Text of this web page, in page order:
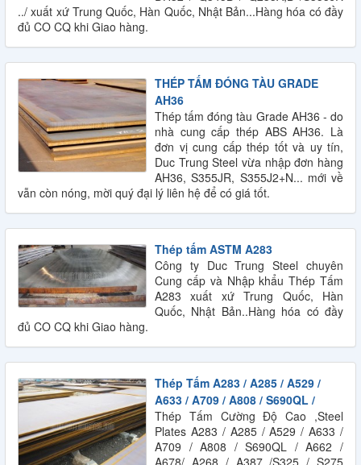
../ xuất xứ Trung Quốc, Hàn Quốc, Nhật Bản...Hàng hóa có đầy
đủ CO CQ khi Giao hàng.
THÉP TẤM ĐÓNG TÀU GRADE
AH36
Thép tấm đóng tàu Grade AH36 - do
nhà cung cấp thép ABS AH36. Là
đơn vị cung cấp thép tốt và uy tín,
Duc Trung Steel vừa nhập đơn hàng
AH36, S355JR, S355J2+N... mới về
vẫn còn nóng, mời quý đại lý liên hệ để có giá tốt.
Thép tấm ASTM A283
Công ty Duc Trung Steel chuyên
Cung cấp và Nhập khẩu Thép Tấm
A283 xuất xứ Trung Quốc, Hàn
Quốc, Nhật Bản..Hàng hóa có đầy
đủ CO CQ khi Giao hàng.
Thép Tấm A283 / A285 / A529 /
A633 / A709 / A808 / S690QL /
Thép Tấm Cường Độ Cao ,Steel
Plates A283 / A285 / A529 / A633 /
A709 / A808 / S690QL / A662 /
A678/ A268 / A387 /S325 / S275